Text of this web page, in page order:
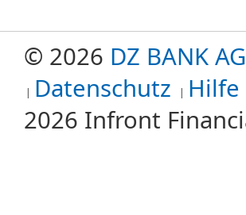
© 2026 DZ BANK AG
Datenschutz Hilfe
2026 Infront